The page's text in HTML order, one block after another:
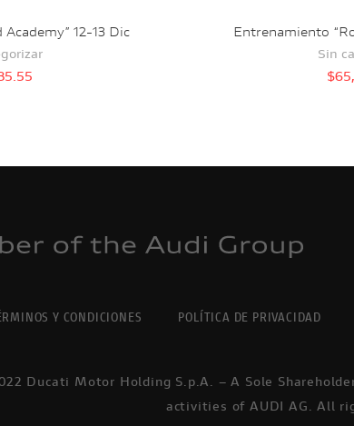
12-13 Dic Entrenamiento
Sin
$
Y CONDICIONES POLÍTICA DE PRIVACIDAD
Ducati Motor Holding S.p.A. – A Sole
activities of AUDI AG. All